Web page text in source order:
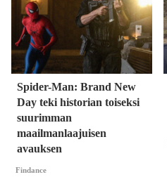
Spider-Man: Brand New
Day teki historian toiseksi
suurimman
maailmanlaajuisen
avauksen
Findance